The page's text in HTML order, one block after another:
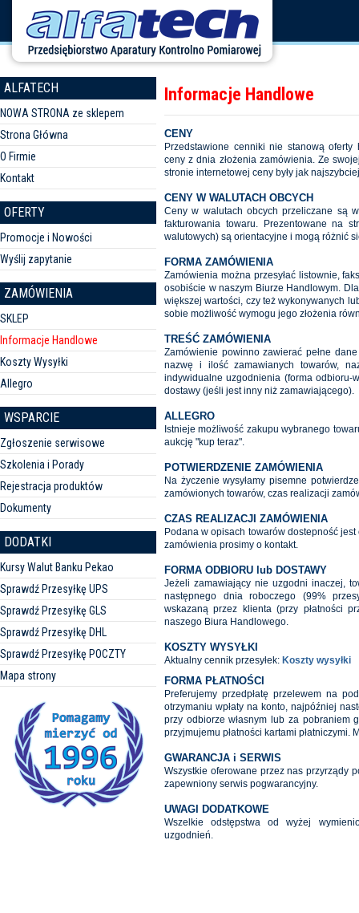
ALFATECH
NOWA STRONA ze sklepem
Strona Główna
O Firmie
Kontakt
OFERTY
Promocje i Nowości
Wyślij zapytanie
ZAMÓWIENIA
SKLEP
Informacje Handlowe
Koszty Wysyłki
Allegro
WSPARCIE
Zgłoszenie serwisowe
Szkolenia i Porady
Rejestracja produktów
Dokumenty
DODATKI
Kursy Walut Banku Pekao
Sprawdź Przesyłkę UPS
Sprawdź Przesyłkę GLS
Sprawdź Przesyłkę DHL
Sprawdź Przesyłkę POCZTY
Mapa strony
Informacje Handlowe
CENY
Przedstawione cenniki nie stanową
ceny z dnia złożenia zamówienia. Ze
stronie internetowej ceny były jak
CENY W WALUTACH OBCYCH
Ceny w walutach obcych przeliczane są
fakturowania towaru. Prezentowane na
walutowych) są orientacyjne i mogą różnić
FORMA ZAMÓWIENIA
Zamówienia można przesyłać listownie,
osobiście w naszym Biurze Handlowym.
większej wartości, czy też wykonywanych
sobie możliwość wymogu jego złożenia
TREŚĆ ZAMÓWIENIA
Zamówienie powinno zawierać pełne
nazwę i ilość zamawianych towarów,
indywidualne uzgodnienia (forma odbioru-
dostawy (jeśli jest inny niż zamawiającego).
ALLEGRO
Istnieje możliwość zakupu wybranego
aukcję "kup teraz".
POTWIERDZENIE ZAMÓWIENIA
Na życzenie wysyłamy pisemne
zamówionych towarów, czas realizacji
CZAS REALIZACJI ZAMÓWIENIA
Podana w opisach towarów dostepność
zamówienia prosimy o kontakt.
FORMA ODBIORU lub DOSTAWY
Jeżeli zamawiający nie uzgodni inaczej,
następnego dnia roboczego (99%
wskazaną przez klienta (przy płatności
naszego Biura Handlowego.
KOSZTY WYSYŁKI
Aktualny cennik przesyłek: Koszty wysyłki
FORMA PŁATNOŚCI
Preferujemy przedpłatę przelewem na
otrzymaniu wpłaty na konto, najpóźniej
przy odbiorze własnym lub za pobraniem
przyjmujemu płatności kartami
GWARANCJA i SERWIS
Wszystkie oferowane przez nas przyrządy
zapewniony serwis pogwarancyjny.
UWAGI DODATKOWE
Wszelkie odstępstwa od wyżej
uzgodnień.